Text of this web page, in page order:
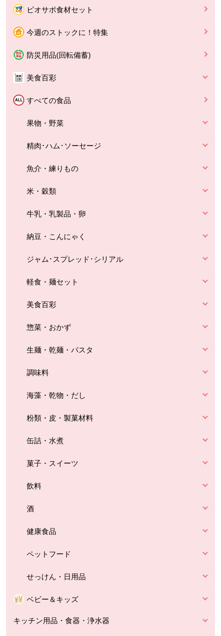
ビオサポ食材セット
今週のストックに！特集
防災用品(回転備蓄)
美食百彩
すべての食品
果物・野菜
精肉･ハム･ソーセージ
魚介・練りもの
米・穀類
牛乳・乳製品・卵
納豆・こんにゃく
ジャム･スプレッド･シリアル
軽食・麺セット
美食百彩
惣菜・おかず
生麺・乾麺・パスタ
調味料
海藻・乾物・だし
粉類・皮・製菓材料
缶詰・水煮
菓子・スイーツ
飲料
酒
健康食品
ペットフード
せっけん・日用品
ベビー＆キッズ
キッチン用品・食器・浄水器